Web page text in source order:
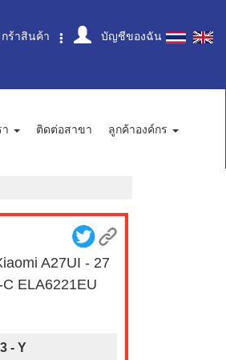
ร้าสินค้า บัญชีของฉัน
ติดต่อสาขา
ลูกค้าองค์กร
A27UI - 27
ELA6221EU
- Y